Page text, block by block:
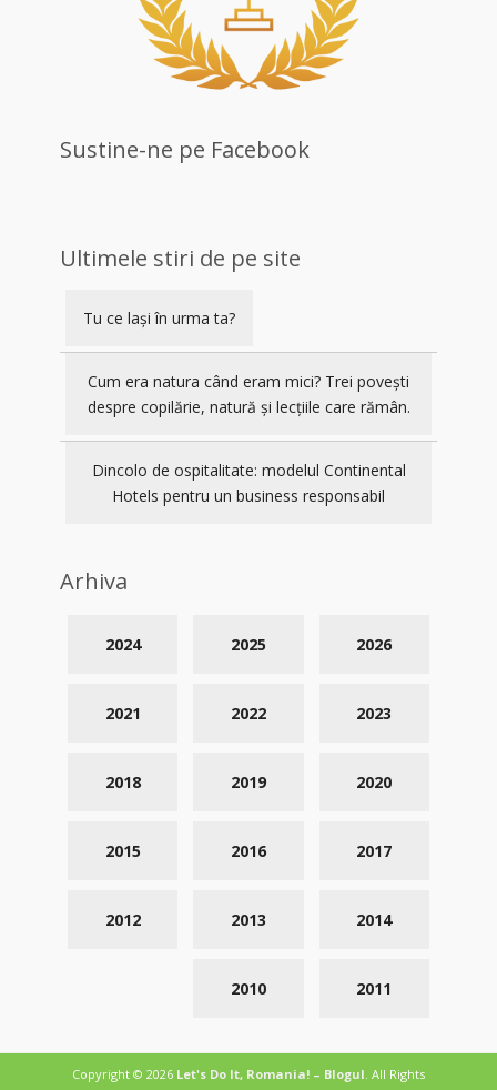
Sustine-ne pe Facebook
Ultimele stiri de pe site
Tu ce lași în urma ta?
Cum era natura când eram mici? Trei povești
despre copilărie, natură și lecțiile care rămân.
Dincolo de ospitalitate: modelul Continental
Hotels pentru un business responsabil
Arhiva
2026
2025
2024
2023
2022
2021
2020
2019
2018
2017
2016
2015
2014
2013
2012
2011
2010
Copyright © 2026 Let's Do It, Romania! – Blogul . All Rights